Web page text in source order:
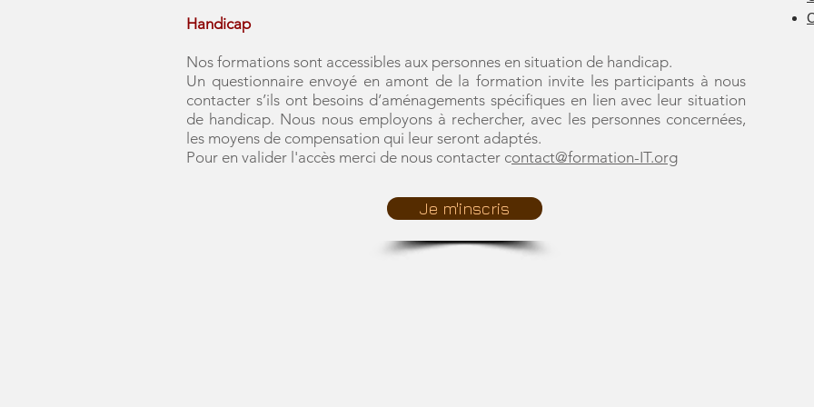
Handicap
Nos formations sont accessibles aux personnes en situation de handicap.
Un questionnaire envoyé en amont de la formation invite les participants à nous
contacter s’ils ont besoins d’aménagements spécifiques en lien avec leur situation
de handicap. Nous nous employons à rechercher, avec les personnes concernées,
les moyens de compensation qui leur seront adaptés.
Pour en valider l'accès merci de nous contacter contact@formation-IT.org
Je m'inscris